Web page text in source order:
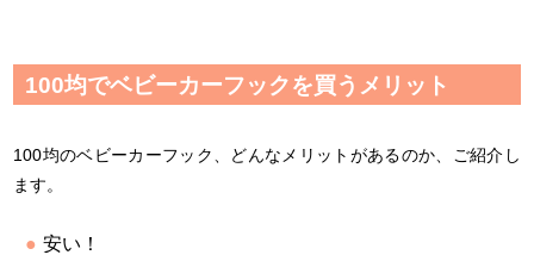
100均でベビーカーフックを買うメリット
100均のベビーカーフック、どんなメリットがあるのか、ご紹介し
ます。
安い！